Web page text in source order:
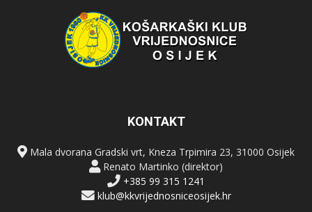
KONTAKT
Mala dvorana Gradski vrt, Kneza Trpimira 23, 31000 Osijek
Renato Martinko (direktor)
+385 99 315 1241
klub@kkvrijednosniceosijek.hr